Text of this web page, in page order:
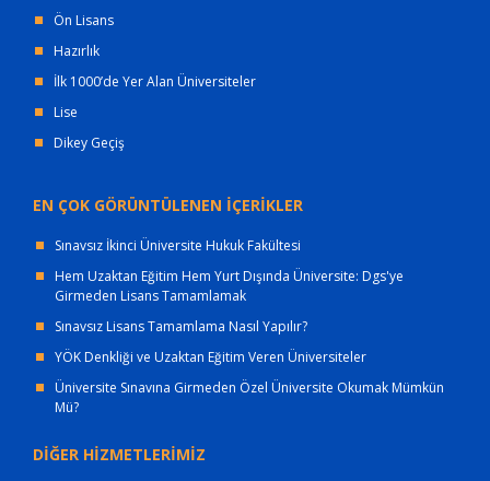
Ön Lisans
Hazırlık
İlk 1000’de Yer Alan Üniversiteler
Lise
Dikey Geçiş
EN ÇOK GÖRÜNTÜLENEN İÇERİKLER
Sınavsız İkinci Üniversite Hukuk Fakültesi
Hem Uzaktan Eğitim Hem Yurt Dışında Üniversite: Dgs'ye
Girmeden Lisans Tamamlamak
Sınavsız Lisans Tamamlama Nasıl Yapılır?
YÖK Denkliği ve Uzaktan Eğitim Veren Üniversiteler
Üniversite Sınavına Girmeden Özel Üniversite Okumak Mümkün
Mü?
DİĞER HİZMETLERİMİZ